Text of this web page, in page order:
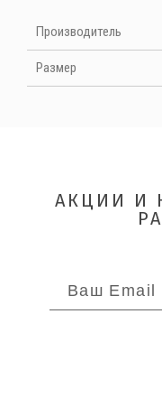
Производитель
Размер
Нет отзывов на данный
НАПИШИТЕ ОТЗЫВ
АКЦИИ И